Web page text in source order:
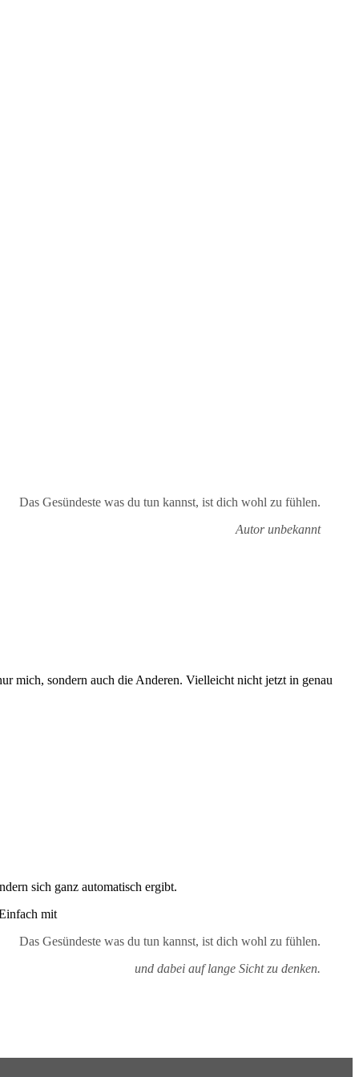
Das Gesündeste was du tun kannst, ist dich wohl zu fühlen.
Autor unbekannt
mich, sondern auch die Anderen. Vielleicht nicht jetzt in genau
sich ganz automatisch ergibt.
mit
Das Gesündeste was du tun kannst, ist dich wohl zu fühlen.
und dabei auf lange Sicht zu denken.